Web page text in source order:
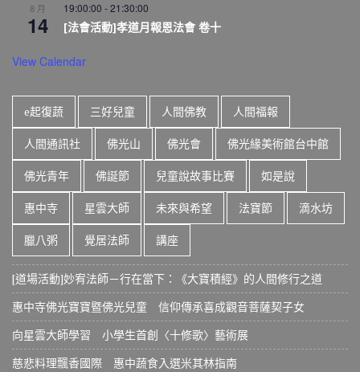
8 月
14
19:00:00 -21:30:00
[法會活動]孝道月報恩法會 卷十
View Calendar
e起復蔬 三好兒童 人間佛教 人間福報
人間通訊社 佛光山 佛光會 佛光緣美術館台中館
佛光青年 佛誕節 兒童說故事比賽 如是說
惠中寺 星雲大師 未來與希望 法寶節 滴水坊
臘八粥 覺居法師 講座
[道場活動]妙宥法師－行在當下：《大寶積經》的人間修行之道
惠中寺佛光寶寶暨佛光兒童 信仰傳承喜成觀音菩薩契子女
向星雲大師學習 小學生首創〈十修歌〉藝術展
慈悲料理飄香國際 惠中蔬食入選米其林指南